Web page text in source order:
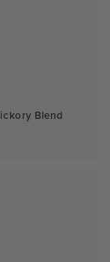
Blend